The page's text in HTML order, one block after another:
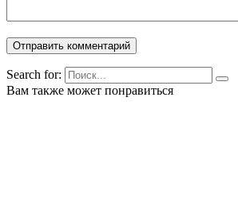
Search for:
Вам также может понравиться